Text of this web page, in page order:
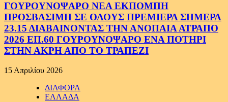
ΓΟΥΡΟΥΝΟΨΑΡΟ ΝΕΑ ΕΚΠΟΜΠΗ
ΠΡΟΣΒΑΣΙΜΗ ΣΕ ΟΛΟΥΣ ΠΡΕΜΙΕΡΑ ΣΗΜΕΡΑ
23.15 ΔΙΑΒΑΙΝΟΝΤΑΣ ΤΗΝ ΑΝΟΠΑΙΑ ΑΤΡΑΠΟ
2026 ΕΠ.60 ΓΟΥΡΟΥΝΟΨΑΡΟ ΕΝΑ ΠΟΤΗΡΙ
ΣΤΗΝ ΑΚΡΗ ΑΠΟ ΤΟ ΤΡΑΠΕΖΙ
15 Απριλίου 2026
ΔΙΑΦΟΡΑ
ΕΛΛΑΔΑ